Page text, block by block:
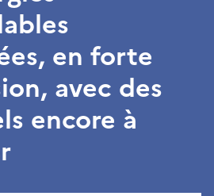
en forte
avec des
encore à